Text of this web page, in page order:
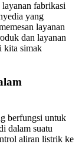
fabrikasi
yang
layanan
dan layanan
kita simak
berfungsi untuk
dalam suatu
aliran listrik ke